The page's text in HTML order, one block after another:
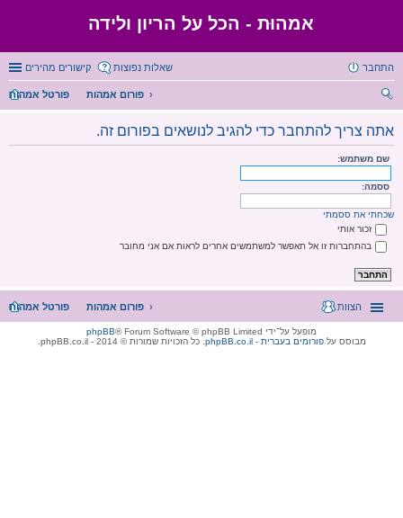
אמהוּת - הכל על הריון ולידה
קישורים מהירים שאלות נפוצות התחבר
פורטל אמהות
פורום אמהות
ש
אתה צריך להתחבר כדי להגיב לנושאים בפורום זה.
שם משתמש:
ססמה:
שכחתי את ססמתי
זכור אותי
בהתחברות זו אל תאפשר למשתמשים אחרים לראות אם אני מחובר
פורטל אמהות פורום אמהות הצוות
מופעל על־ידי phpBB® Forum Software © phpBB Limited
מבוסס עלphpBB.co.il - פורומים בעברית . כל הזכויות שמורות © 2014 - phpBB.co.il.